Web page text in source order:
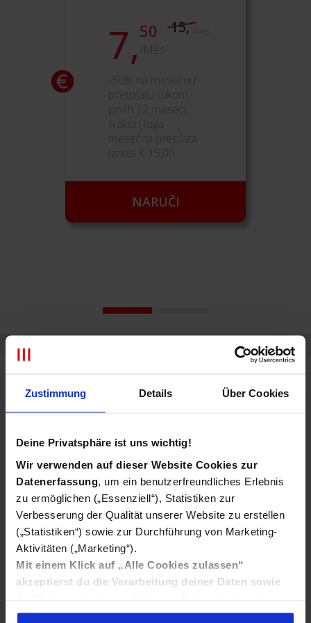
Zustimmung Details Über Cookies
Deine Privatsphäre ist uns wichtig!
Wir verwenden auf dieser Website Cookies zur
Datenerfassung , um ein benutzerfreundliches Erlebnis
zu ermöglichen („Essenziell“), Statistiken zur
Verbesserung der Qualität unserer Website zu erstellen
(„Statistiken“) sowie zur Durchführung von Marketing-
Aktivitäten („Marketing“).
Mit einem Klick auf „Alle Cookies zulassen“
akzeptierst du die Verarbeitung deiner Daten sowie
Teil Ihre Daten in Ländern außerhalb der EU
7,50
/Mes.
15,-
/Mes.
-50% na mesečnu
pretplatu tokom
prvih 12 meseci.
Nakon toga
mesečna preplata
iznosi € 15,00.
NARUČI
Za korišćenje MTEL TV potrebni su ti:
1. Internet veza
MTEL TV zahteva stabilnu internet vezu.
2. Uređaj
Smart TV: Samsung TV, LG, Android TV, Hinsense